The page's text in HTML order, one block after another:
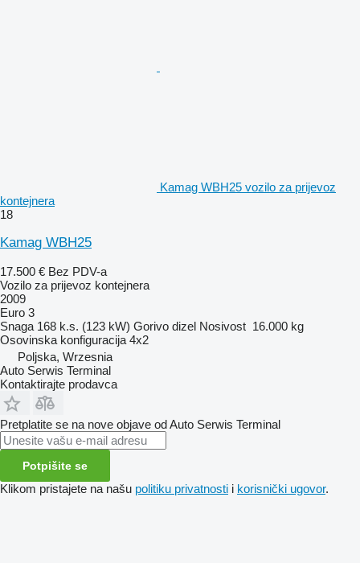
Kamag WBH25 vozilo za prijevoz
kontejnera
18
Kamag WBH25
17.500 € Bez PDV-a
Vozilo za prijevoz kontejnera
2009
Euro 3
Snaga 168 k.s. (123 kW) Gorivo dizel Nosivost 16.000 kg
Osovinska konfiguracija 4x2
Poljska, Wrzesnia
Auto Serwis Terminal
Kontaktirajte prodavca
Pretplatite se na nove objave od Auto Serwis Terminal
Potpišite se
Klikom pristajete na našu politiku privatnosti i korisnički ugovor.